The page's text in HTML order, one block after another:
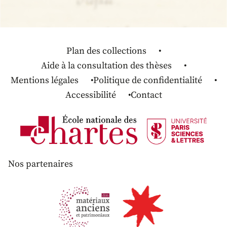
Plan des collections
Aide à la consultation des thèses
Mentions légales
Politique de confidentialité
Accessibilité
Contact
Nos partenaires